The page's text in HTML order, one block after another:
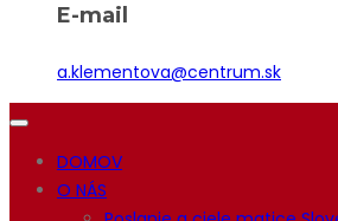
E-mail
a.klementova@centrum.sk
DOMOV
O NÁS